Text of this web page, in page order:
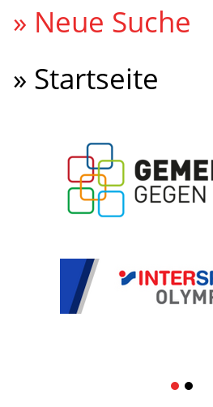
» Neue Suche
» Startseite
1 2